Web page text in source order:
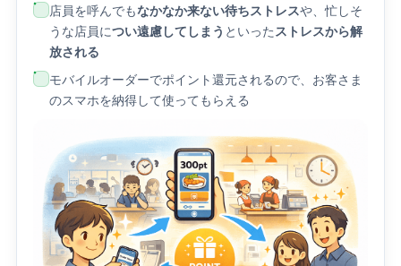
店員を呼んでもなかなか来ない待ちストレスや、忙しそ
うな店員につい遠慮してしまう といったストレスから解
放される
モバイルオーダーでポイント還元されるので、お客さま
のスマホを納得して使ってもらえる